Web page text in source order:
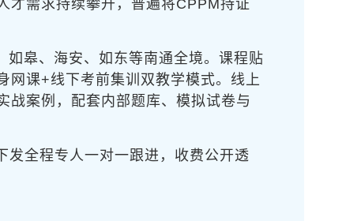
才需求持续攀升，普遍将CPPM持证
皋、海安、如东等南通全境。课程贴
网课+线下考前集训双教学模式。线上
战案例，配套内部题库、模拟试卷与
发全程专人一对一跟进，收费公开透